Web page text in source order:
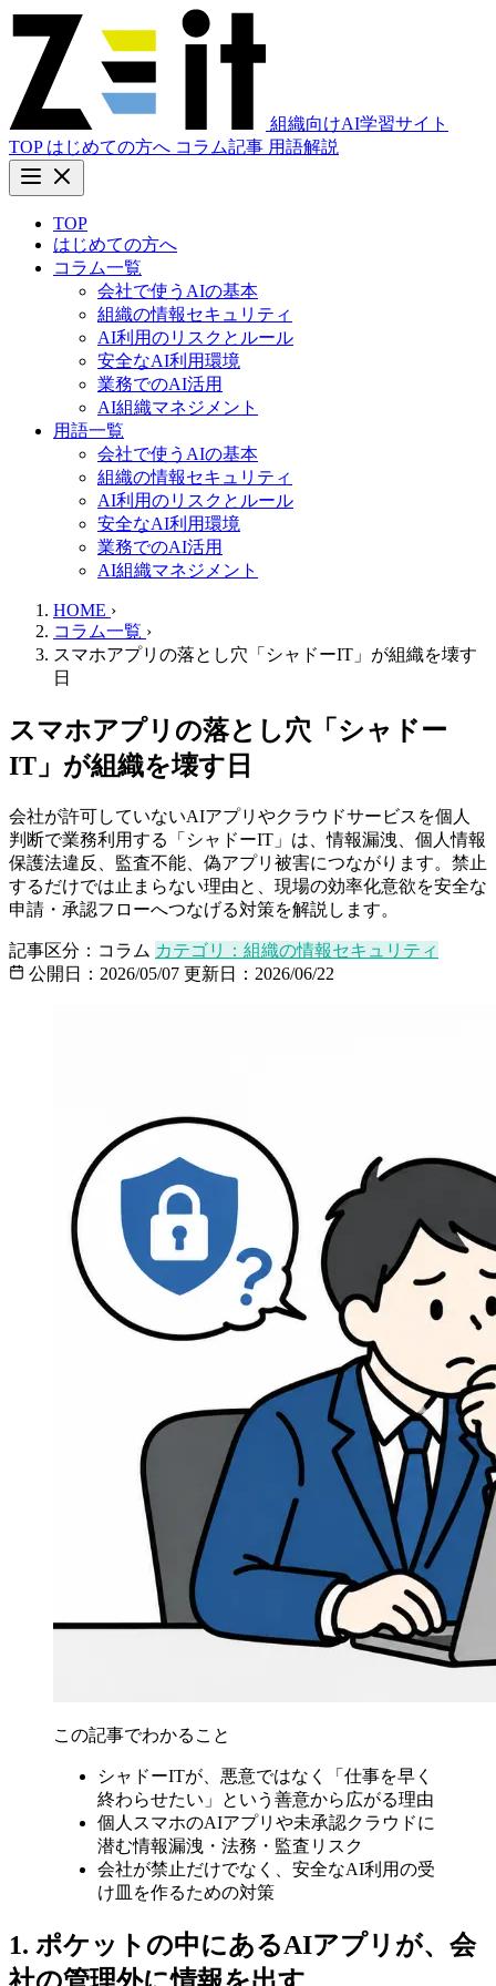
組織向けAI学習サイト
TOP はじめての方へ コラム記事 用語解説
TOP
はじめての方へ
コラム一覧
会社で使うAIの基本
組織の情報セキュリティ
AI利用のリスクとルール
安全なAI利用環境
業務でのAI活用
AI組織マネジメント
用語一覧
会社で使うAIの基本
組織の情報セキュリティ
AI利用のリスクとルール
安全なAI利用環境
業務でのAI活用
AI組織マネジメント
HOME ›
コラム一覧 ›
スマホアプリの落とし穴「シャドーIT」が組織を壊す
日
スマホアプリの落とし穴「シャドー
IT」が組織を壊す日
会社が許可していないAIアプリやクラウドサービスを個人
判断で業務利用する「シャドーIT」は、情報漏洩、個人情報
保護法違反、監査不能、偽アプリ被害につながります。禁止
するだけでは止まらない理由と、現場の効率化意欲を安全な
申請・承認フローへつなげる対策を解説します。
記事区分：コラム カテゴリ：組織の情報セキュリティ
公開日：2026/05/07 更新日：2026/06/22
この記事でわかること
シャドーITが、悪意ではなく「仕事を早く
終わらせたい」という善意から広がる理由
個人スマホのAIアプリや未承認クラウドに
潜む情報漏洩・法務・監査リスク
会社が禁止だけでなく、安全なAI利用の受
け皿を作るための対策
1. ポケットの中にあるAIアプリが、会
社の管理外に情報を出す